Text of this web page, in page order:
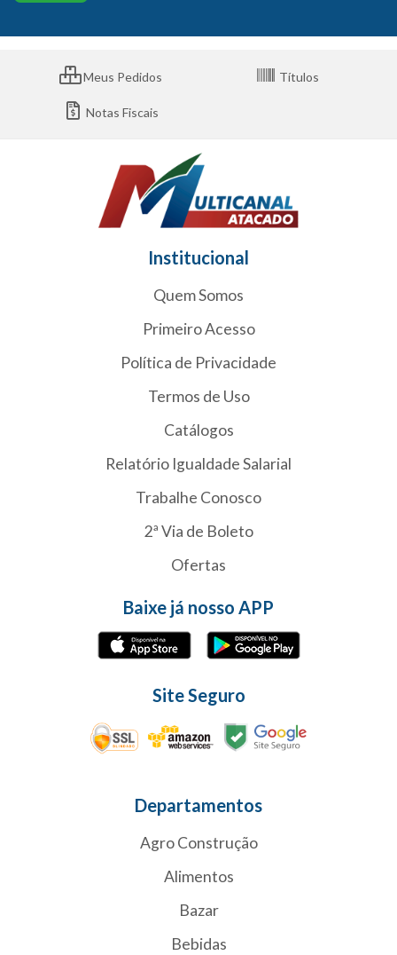
Meus Pedidos Títulos
Notas Fiscais
Institucional
Quem Somos
Primeiro Acesso
Política de Privacidade
Termos de Uso
Catálogos
Relatório Igualdade Salarial
Trabalhe Conosco
2ª Via de Boleto
Ofertas
Baixe já nosso APP
Site Seguro
Departamentos
Agro Construção
Alimentos
Bazar
Bebidas